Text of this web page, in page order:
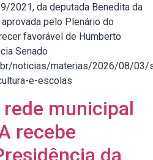
2021, da deputada Benedita da
pelo Plenário do
favorável de Humberto
Senado
noticias/materias/2026/08/03/
e-escolas
municipal
recebe
da